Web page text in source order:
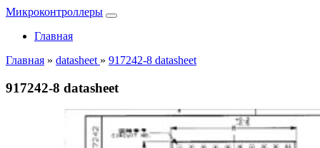
Микроконтроллеры
Главная
Главная » datasheet » 917242-8 datasheet
917242-8 datasheet